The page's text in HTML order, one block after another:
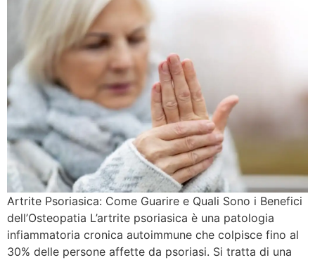
Artrite Psoriasica: Come Guarire e Quali Sono i Benefici
dell’Osteopatia L’artrite psoriasica è una patologia
infiammatoria cronica autoimmune che colpisce fino al
30% delle persone affette da psoriasi. Si tratta di una